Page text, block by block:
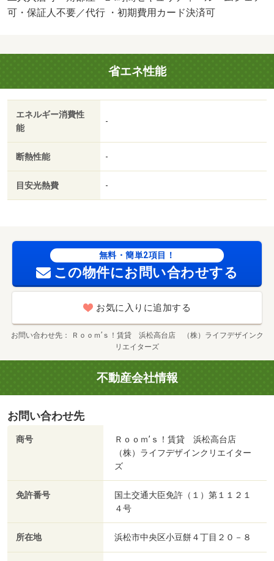
可・保証人不要／代行 ・初期費用カード決済可
省エネ性能
エネルギー消費性
能
-
断熱性能 -
目安光熱費 -
無料・簡単2項目！
この物件にお問い合わせする
お気に入りに追加する
お問い合わせ先
Ｒｏｏｍ’ｓ！賃貸 浜松高台店 （株）ライフデザインク
リエイターズ
不動産会社情報
お問い合わせ先
商号
Ｒｏｏｍ’ｓ！賃貸 浜松高台店
（株）ライフデザインクリエイター
ズ
免許番号
国土交通大臣免許（１）第１１２１
４号
所在地 浜松市中央区小豆餅４丁目２０－８